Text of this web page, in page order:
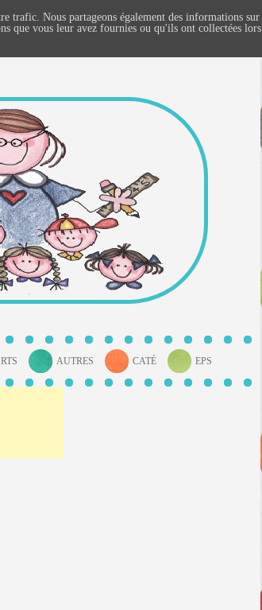
AUTRES CATÉ EPS
trafic. Nous partageons également des informations sur
que vous leur avez fournies ou qu'ils ont collectées lors